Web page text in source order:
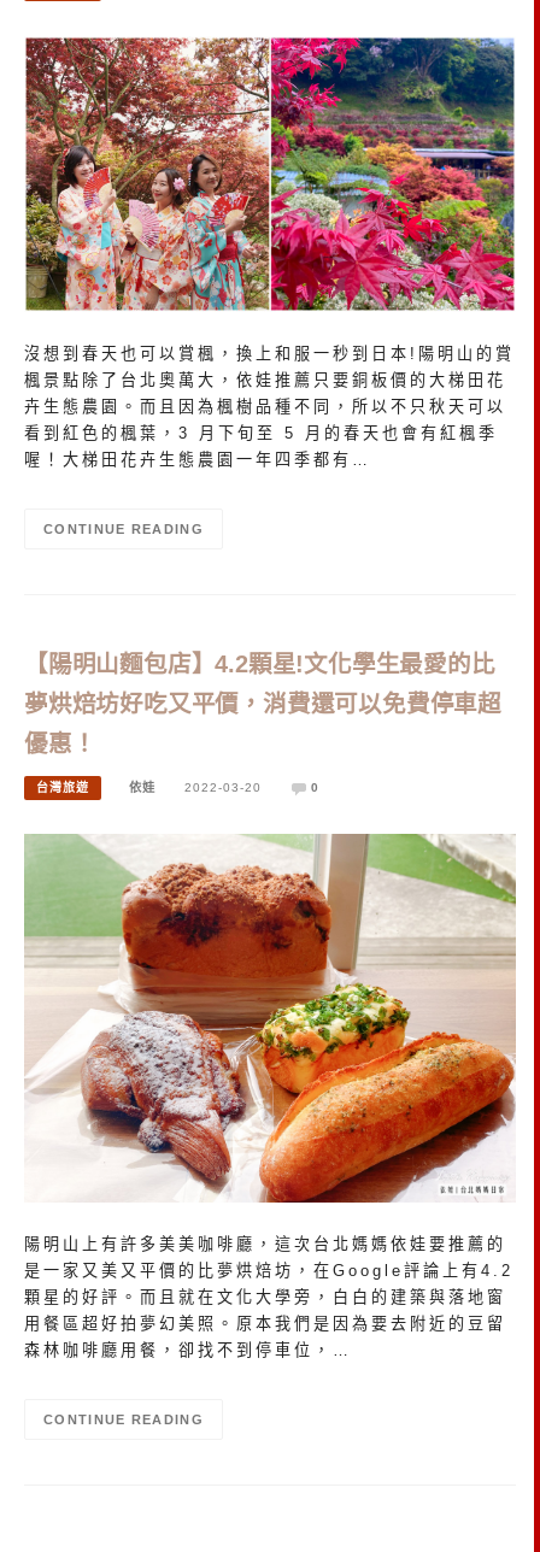
沒想到春天也可以賞楓，換上和服一秒到日本!陽明山的賞
楓景點除了台北奧萬大，依娃推薦只要銅板價的大梯田花
卉生態農園。而且因為楓樹品種不同，所以不只秋天可以
看到紅色的楓葉，3 月下旬至 5 月的春天也會有紅楓季
喔！大梯田花卉生態農園一年四季都有…
CONTINUE READING
【陽明山麵包店】4.2顆星!文化學生最愛的比
夢烘焙坊好吃又平價，消費還可以免費停車超
優惠！
台灣旅遊 依娃 2022-03-20 0
陽明山上有許多美美咖啡廳，這次台北媽媽依娃要推薦的
是一家又美又平價的比夢烘焙坊，在Google評論上有4.2
顆星的好評。而且就在文化大學旁，白白的建築與落地窗
用餐區超好拍夢幻美照。原本我們是因為要去附近的豆留
森林咖啡廳用餐，卻找不到停車位，…
CONTINUE READING